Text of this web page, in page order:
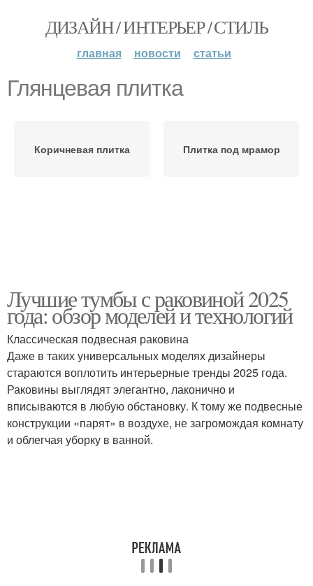
ДИЗАЙН / ИНТЕРЬЕР / СТИЛЬ
главная новости статьи
Глянцевая плитка
Коричневая плитка Плитка под мрамор
Лучшие тумбы с раковиной 2025
года: обзор моделей и технологий
Классическая подвесная раковина
Даже в таких универсальных моделях дизайнеры
стараются воплотить интерьерные тренды 2025 года.
Раковины выглядят элегантно, лаконично и
вписываются в любую обстановку. К тому же подвесные
конструкции «парят» в воздухе, не загромождая комнату
и облегчая уборку в ванной.